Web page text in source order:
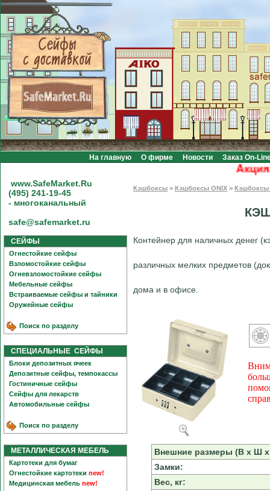
На главную О фирме Новости Заказ On-
Акция!
www.SafeMarket.Ru
(495) 241-19-45
- многоканальный
safe@safemarket.ru
СЕЙФЫ
Огнестойкие сейфы
Взломостойкие сейфы
Огневзломостойкие сейфы
Мебельные сейфы
Встраиваемые сейфы и тайники
Оружейные сейфы
Поиск по разделу
СПЕЦИАЛЬНЫЕ СЕЙФЫ
Блоки депозитных ячеек
Депозитные сейфы, темпокассы
Гостиничные сейфы
Сейфы для лекарств
Автомобильные сейфы
Поиск по разделу
МЕТАЛЛИЧЕСКАЯ МЕБЕЛЬ
Картотеки для бумаг
Огнестойкие картотеки new!
Медицинская мебель new!
Кэшбоксы > Кэшбоксы ONIX > Кэшбоксы
Контейнер для наличных денег
различных мелких предметов
дома и в офисе.
Внешние размеры (В х Ш
Замки:
Вес, кг: